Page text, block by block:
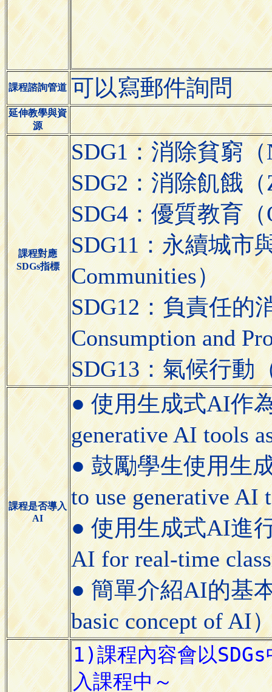
課程諮詢管道 可以寫郵件詢問
延伸教學與資
源
課程對應
SDGs指標
SDG1：消除貧窮（
SDG2：消除飢餓（
SDG4：優質教育
SDG11：永續城市
Communities）
SDG12：負責任的
Consumption and
SDG13：氣候行動
課程是否導入
AI
● 使用生成式AI作
generative AI tools
● 鼓勵學生使用生
to use generative AI
● 使用生成式AI進
AI for real-time
● 簡單介紹AI的基
basic concept of AI